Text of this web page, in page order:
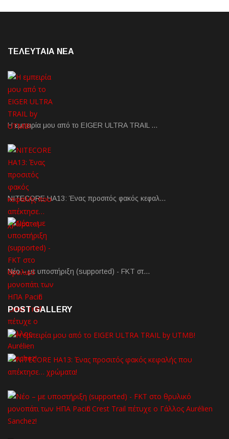
ΤΕΛΕΥΤΑΙΑ NEA
Η εμπειρία μου από το EIGER ULTRA TRAIL …
NITECORE HA13: Ένας προσιτός φακός κεφαλ…
Νέο – με υποστήριξη (supported) - FKT στ…
POST GALLERY